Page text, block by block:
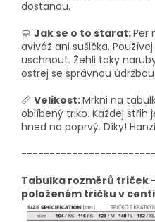
dostanou.
🧼 Jak se o to starat:Per
aviváž ani sušička.
uschnout. Žehli taky
ostrej se správnou údržbou.
📏 Velikost:Mrkni na
oblíbený triko. Každej
hned na poprvý. Díky!
Tabulka rozměrů triček
položeném tričku v